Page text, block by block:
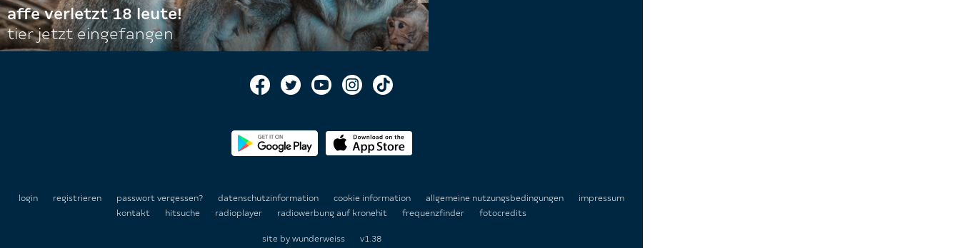
affe verletzt 18 leute!
tier jetzt eingefangen
login registrieren passwort vergessen? datenschutzinformation cookie information allgemeine nutzungsbedingungen
impressum
kontakt
hitsuche radioplayer radiowerbung auf kronehit frequenzfinder fotocredits
site by wunderweiss v1.38